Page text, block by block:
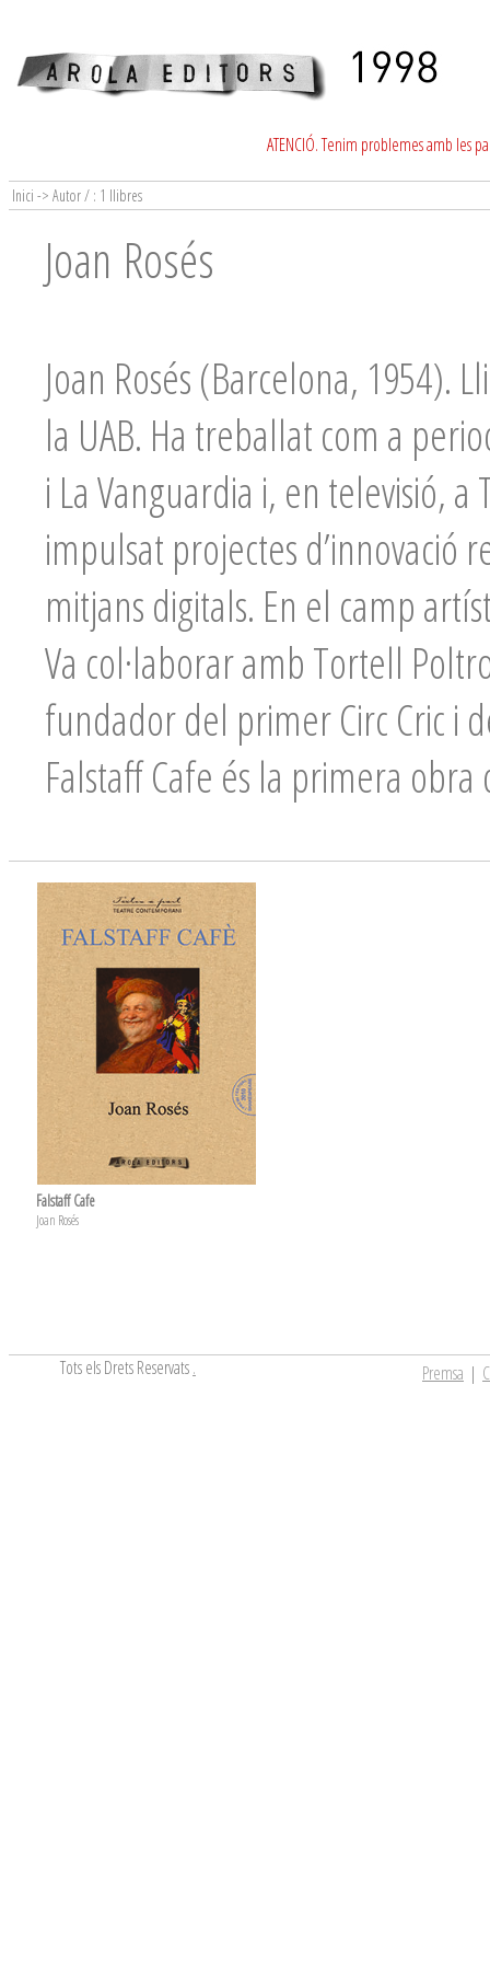
ATENCIÓ. Tenim problemes amb les
Inici -> Autor / : 1 llibres
Joan Rosés
Joan Rosés (Barcelona, 1954).
la UAB. Ha treballat com a
i La Vanguardia i, en televisió, a
impulsat projectes d’innovació
mitjans digitals. En el camp
Va col·laborar amb Tortell
fundador del primer Circ Cric i
Falstaff Cafe és la primera
Falstaff Cafe
Joan Rosés
Tots els Drets Reservats. Premsa |